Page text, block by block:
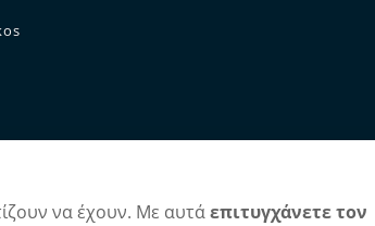
να έχουν. Με αυτάεπιτυγχάνετε τον